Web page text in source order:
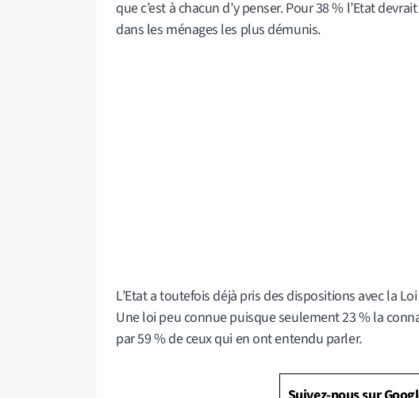
que c’est à chacun d’y penser. Pour 38 % l’Etat
dans les ménages les plus démunis.
L’Etat a toutefois déjà pris des dispositions avec la
Une loi peu connue puisque seulement 23 % la
par 59 % de ceux qui en ont entendu parler.